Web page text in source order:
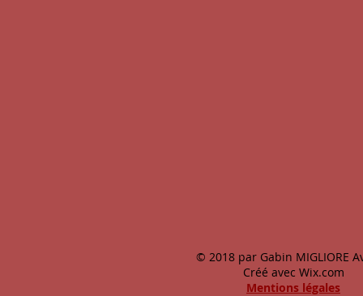
© 2018 par Gabin MIGLIORE
Créé avec Wix.com
Mentions légales